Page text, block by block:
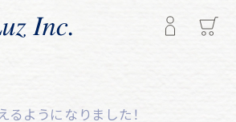
ようになりました！